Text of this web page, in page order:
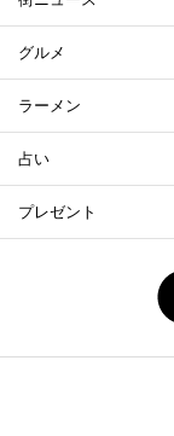
グルメ
ラーメン
占い
プレゼント